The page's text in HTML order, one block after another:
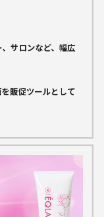
サロンなど、幅広
販促ツールとして